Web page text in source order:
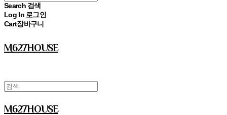
Search 검색
Log In 로그인
Cart장바구니
M627HOUSE
M627HOUSE